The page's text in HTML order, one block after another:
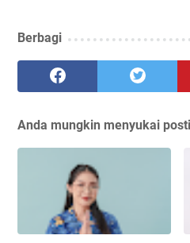
Berbagi
Anda mungkin menyukai